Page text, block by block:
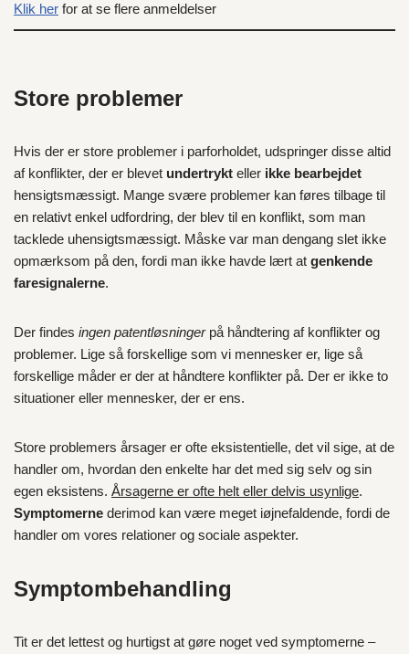
Klik her for at se flere anmeldelser
Store problemer
Hvis der er store problemer i parforholdet, udspringer disse altid
af konflikter, der er blevet undertrykt eller ikke bearbejdet
hensigtsmæssigt. Mange svære problemer kan føres tilbage til
en relativt enkel udfordring, der blev til en konflikt, som man
tacklede uhensigtsmæssigt. Måske var man dengang slet ikke
opmærksom på den, fordi man ikke havde lært at genkende
faresignalerne.
Der findes ingen patentløsningerpå håndtering af konflikter og
problemer. Lige så forskellige som vi mennesker er, lige så
forskellige måder er der at håndtere konflikter på. Der er ikke to
situationer eller mennesker, der er ens.
Store problemers årsager er ofte eksistentielle, det vil sige, at de
handler om, hvordan den enkelte har det med sig selv og sin
egen eksistens. Årsagerne er ofte helt eller delvis usynlige.
Symptomerne derimod kan være meget iøjnefaldende, fordi de
handler om vores relationer og sociale aspekter.
Symptombehandling
Tit er det lettest og hurtigst at gøre noget ved symptomerne –